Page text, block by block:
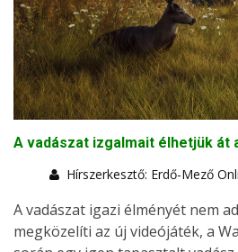
A vadászat izgalmait élhetjük át
Hírszerkesztő: Erdő-Mező
A vadászat igazi élményét nem
megközelíti az új videójáték, a